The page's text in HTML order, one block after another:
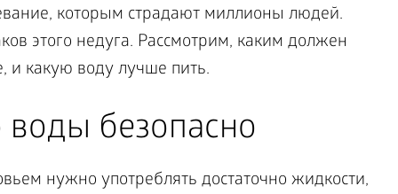
которым страдают миллионы людей.
этого недуга. Рассмотрим, каким должен
и какую воду лучше пить.
воды безопасно
нужно употреблять достаточно жидкости,